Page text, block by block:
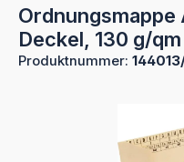
Deckel, 130 g/qm
Produktnummer: